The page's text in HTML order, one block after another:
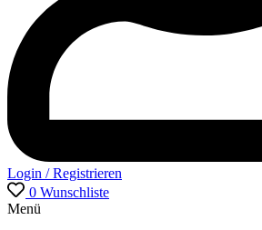
Login / Registrieren
0 Wunschliste
Menü